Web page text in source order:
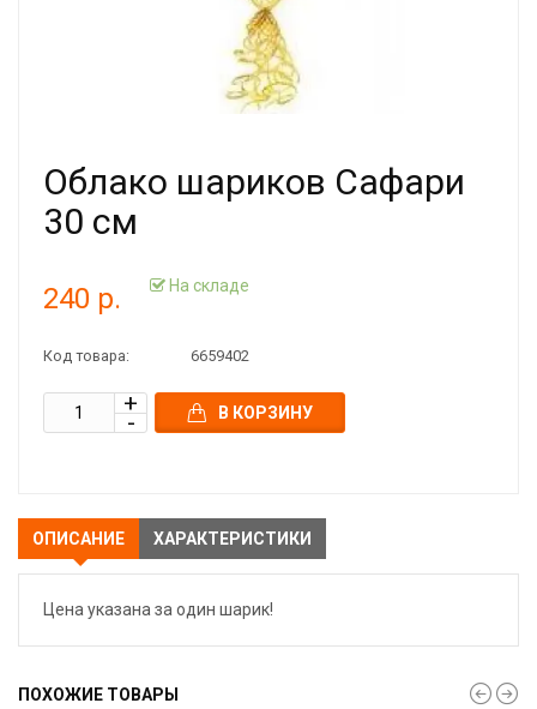
Облако шариков Сафари
30 см
240 р. На складе
Код товара: 6659402
В КОРЗИНУ
ОПИСАНИЕ ХАРАКТЕРИСТИКИ
Цена указана за один шарик!
ПОХОЖИЕ ТОВАРЫ